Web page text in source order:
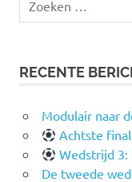
naar:
RECENTE
Modulair naar
Achtste
Wedstrijd 3:
De tweede